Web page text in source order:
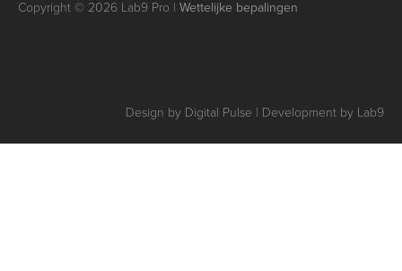
Copyright © 2026 Lab9 Pro | Wettelijke bepalingen
Design by Digital Pulse | Development by Lab9